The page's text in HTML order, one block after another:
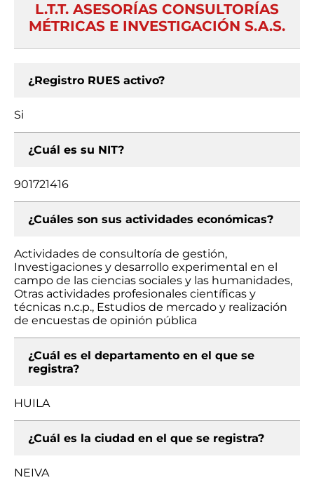
L.T.T. ASESORÍAS CONSULTORÍAS
MÉTRICAS E INVESTIGACIÓN S.A.S.
¿Registro RUES activo?
Si
¿Cuál es su NIT?
901721416
¿Cuáles son sus actividades económicas?
Actividades de consultoría de gestión,
Investigaciones y desarrollo experimental en el
campo de las ciencias sociales y las humanidades,
Otras actividades profesionales científicas y
técnicas n.c.p., Estudios de mercado y realización
de encuestas de opinión pública
¿Cuál es el departamento en el que se
registra?
HUILA
¿Cuál es la ciudad en el que se registra?
NEIVA